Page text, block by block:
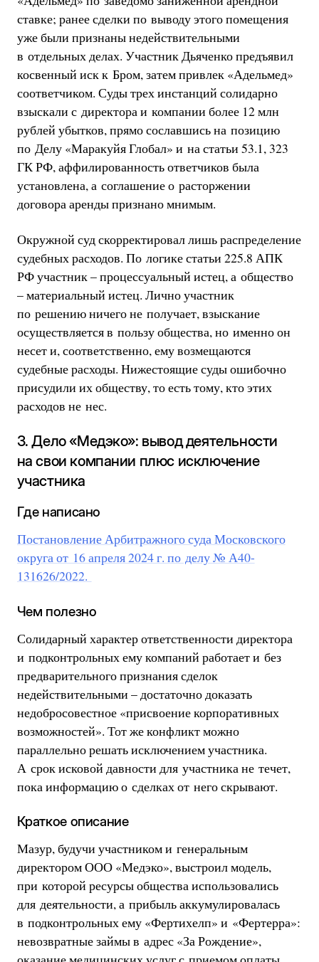
ставке; ранее сделки по выводу этого помещения
уже были признаны недействительными
в отдельных делах. Участник Дьяченко предъявил
косвенный иск к Бром, затем привлек «Адельмед»
соответчиком. Суды трех инстанций солидарно
взыскали с директора и компании более 12 млн
рублей убытков, прямо сославшись на позицию
по Делу «Маракуйя Глобал» и на статьи 53.1, 323
ГК РФ, аффилированность ответчиков была
установлена, а соглашение о расторжении
договора аренды признано мнимым.
Окружной суд скорректировал лишь распределение
судебных расходов. По логике статьи 225.8 АПК
РФ участник – процессуальный истец, а общество
– материальный истец. Лично участник
по решению ничего не получает, взыскание
осуществляется в пользу общества, но именно он
несет и, соответственно, ему возмещаются
судебные расходы. Нижестоящие суды ошибочно
присудили их обществу, то есть тому, кто этих
расходов не нес.
3. Дело «Медэко»: вывод деятельности
на свои компании плюс исключение
участника
Где написано
Постановление Арбитражного суда Московского
округа от 16 апреля 2024 г. по делу № А40-
131626/2022.
Чем полезно
Солидарный характер ответственности директора
и подконтрольных ему компаний работает и без
предварительного признания сделок
недействительными – достаточно доказать
недобросовестное «присвоение корпоративных
возможностей». Тот же конфликт можно
параллельно решать исключением участника.
А срок исковой давности для участника не течет,
пока информацию о сделках от него скрывают.
Краткое описание
Мазур, будучи участником и генеральным
директором ООО «Медэко», выстроил модель,
при которой ресурсы общества использовались
для деятельности, а прибыль аккумулировалась
в подконтрольных ему «Фертихелп» и «Фертерра»:
невозвратные займы в адрес «За Рождение»,